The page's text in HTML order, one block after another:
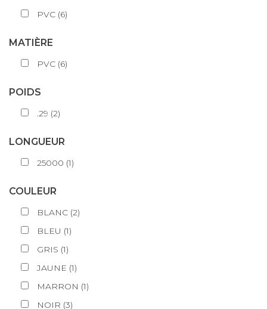
PVC (6)
MATIÈRE
PVC (6)
POIDS
.29 (2)
LONGUEUR
25000 (1)
COULEUR
BLANC (2)
BLEU (1)
GRIS (1)
JAUNE (1)
MARRON (1)
NOIR (3)